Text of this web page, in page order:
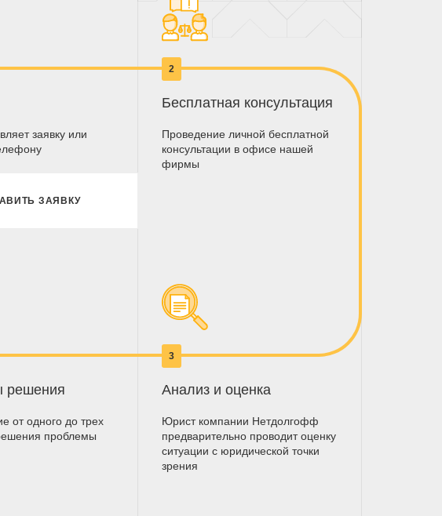
заявку или
ЗАЯВКУ
2
Бесплатная консультация
Проведение личной бесплатной
консультации в офисе нашей
фирмы
3
Анализ и оценка
Юрист компании Нетдолгофф
предварительно проводит оценку
ситуации с юридической точки
зрения
решения
от одного до трех
проблемы